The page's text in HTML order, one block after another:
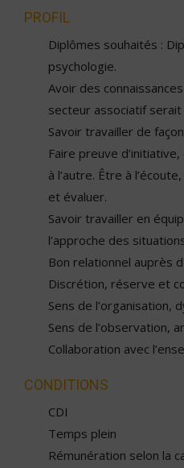
PROFIL
Diplômes souhaités :
psychologie.
Avoir des
secteur associatif serait
Savoir travailler de
Faire preuve
à l’autre. Être à
et évaluer.
Savoir travailler en
l’approche des
Bon relationnel auprès
Discrétion, réserve et
Sens de l’organisation,
Sens de l’observation,
Collaboration avec
CONDITIONS
CDI
Temps plein
Rémunération selon la